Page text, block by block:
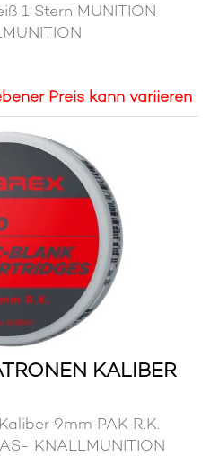
1 Stern MUNITION
Preis kann variieren
KALIBER
9mm PAK R.K.
KNALLMUNITION